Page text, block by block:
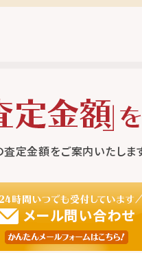
定金額をご案内いたしま